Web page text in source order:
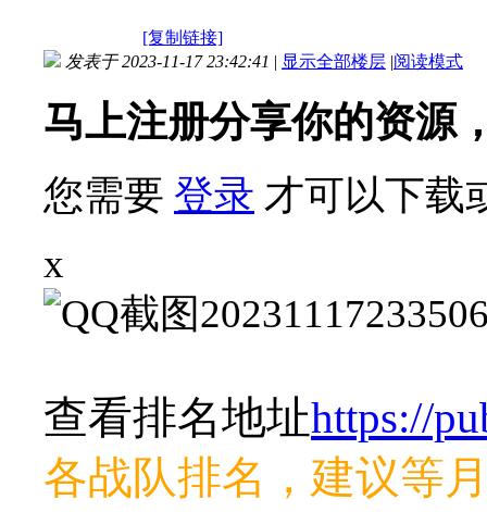
[复制链接]
发表于 2023-11-17 23:42:41 | 显示全部楼层 |阅读模式
马上注册分享你的资源
您需要 登录 才可以下载
x
查看排名地址https://
各战队排名，建议等